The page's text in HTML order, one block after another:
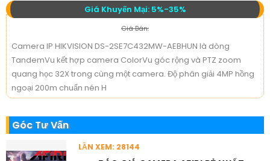
Giá Khuyến Mại: 5%-35%
Giá Bán:
Camera IP HIKVISION DS-2SE7C432MW-AEBHUN là dòng
TandemVu kết hợp camera ColorVu góc rộng và PTZ zoom
quang học 32X trong cùng một camera. Độ phân giải 4MP hồng
ngoại 200m chuẩn nén H
Góc Tư Vấn
LẦN XEM: 28144